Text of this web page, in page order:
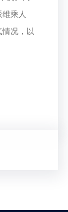
乘人
情况，以